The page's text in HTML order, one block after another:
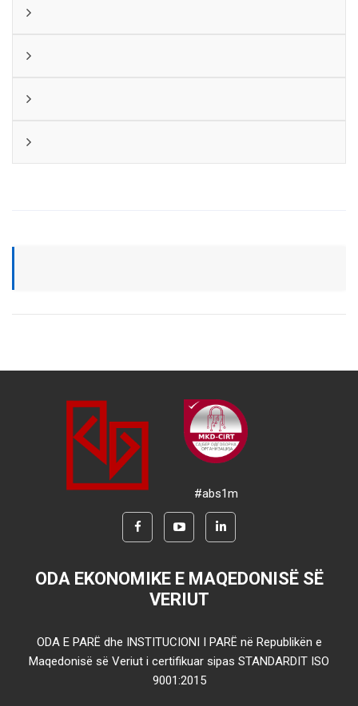
#abs1m
ODA EKONOMIKE E MAQEDONISË SË
VERIUT
ODA E PARË dhe INSTITUCIONI I PARË në Republikën e
Maqedonisë së Veriut i certifikuar sipas STANDARDIT ISO
9001:2015